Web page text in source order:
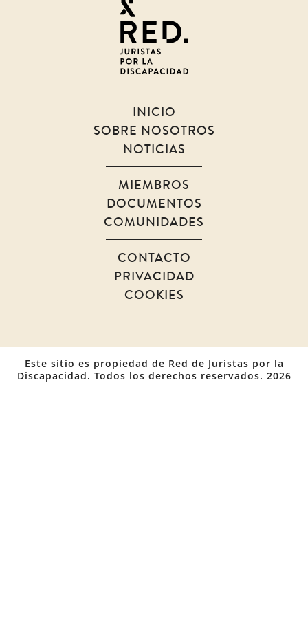
discapacidad
INICIO
SOBRE NOSOTROS
NOTICIAS
MIEMBROS
DOCUMENTOS
COMUNIDADES
CONTACTO
PRIVACIDAD
COOKIES
Este sitio es propiedad de Red de Juristas por la
Discapacidad. Todos los derechos reservados. 2026